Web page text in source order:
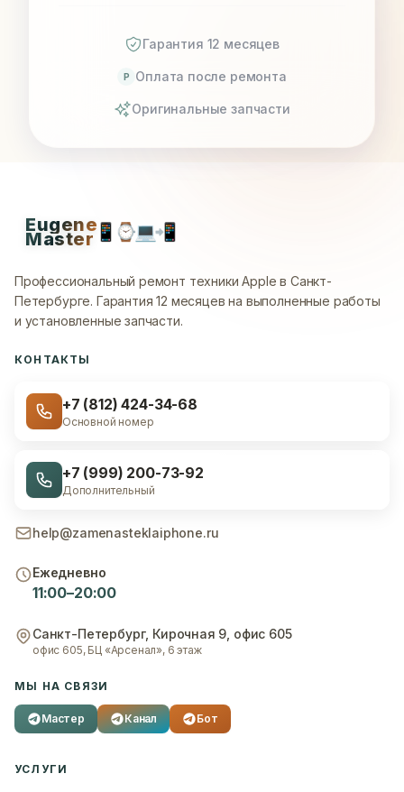
Гарантия 12 месяцев
P Оплата после ремонта
Оригинальные запчасти
Eugene
Master📱 ⌚💻📲
Профессиональный ремонт техники Apple в Санкт-
Петербурге. Гарантия 12 месяцев на выполненные работы
и установленные запчасти.
КОНТАКТЫ
+7 (812) 424-34-68
Основной номер
+7 (999) 200-73-92
Дополнительный
help@zamenasteklaiphone.ru
Ежедневно
11:00–20:00
Санкт-Петербург, Кирочная 9, офис 605
офис 605, БЦ «Арсенал», 6 этаж
МЫ НА СВЯЗИ
Мастер Канал Бот
УСЛУГИ